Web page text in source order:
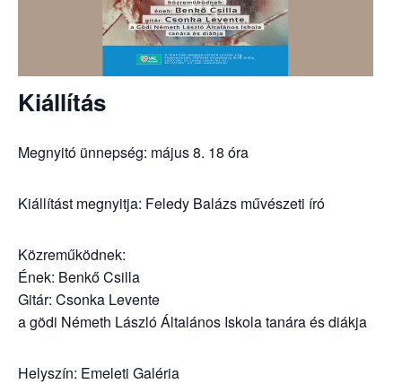
Kiállítás
Megnyitó ünnepség: május 8. 18 óra
Kiállítást megnyitja: Feledy Balázs művészeti író
Közreműködnek:
Ének: Benkő Csilla
Gitár: Csonka Levente
a gödi Németh László Általános Iskola tanára és diákja
Helyszín: Emeleti Galéria